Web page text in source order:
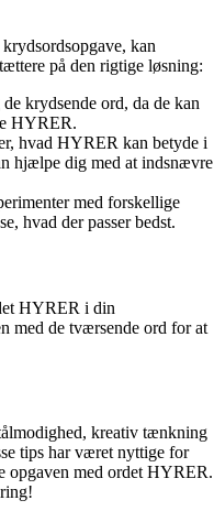
kan
på den rigtige løsning:
krydsende ord, da de kan
HYRER.
hvad HYRER kan betyde i
hjælpe dig med at indsnævre
med forskellige
hvad der passer bedst.
HYRER i din
med de tværsende ord for at
kreativ tænkning
tips har været nyttige for
opgaven med ordet HYRER.